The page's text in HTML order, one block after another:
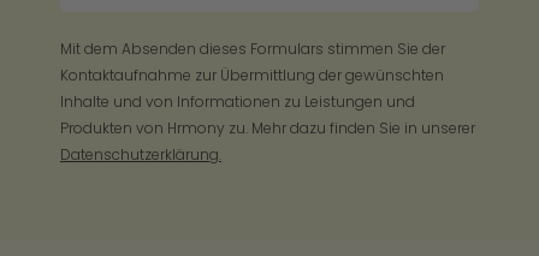
Mit dem Absenden dieses Formulars stimmen Sie der
Kontaktaufnahme zur Übermittlung der gewünschten
Inhalte und von Informationen zu Leistungen und
Produkten von Hrmony zu. Mehr dazu finden Sie in unserer
Datenschutzerklärung.